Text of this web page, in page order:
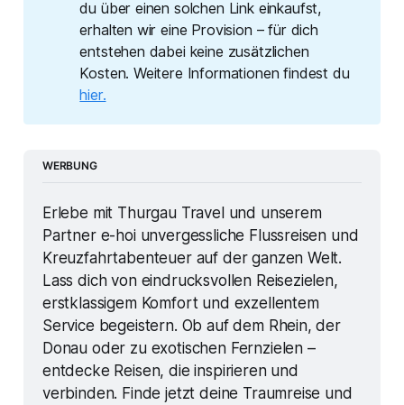
du über einen solchen Link einkaufst,
erhalten wir eine Provision – für dich
entstehen dabei keine zusätzlichen
Kosten. Weitere Informationen findest du
hier.
WERBUNG
Erlebe mit Thurgau Travel und unserem
Partner e-hoi unvergessliche Flussreisen und
Kreuzfahrtabenteuer auf der ganzen Welt.
Lass dich von eindrucksvollen Reisezielen,
erstklassigem Komfort und exzellentem
Service begeistern. Ob auf dem Rhein, der
Donau oder zu exotischen Fernzielen –
entdecke Reisen, die inspirieren und
verbinden. Finde jetzt deine Traumreise und